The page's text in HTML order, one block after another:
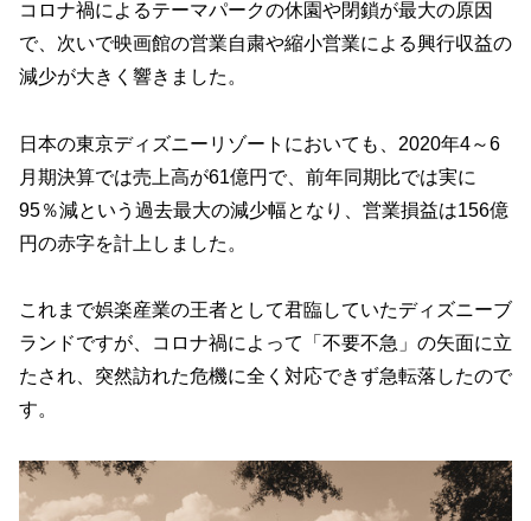
コロナ禍によるテーマパークの休園や閉鎖が最大の原因
で、次いで映画館の営業自粛や縮小営業による興行収益の
減少が大きく響きました。
日本の東京ディズニーリゾートにおいても、2020年4～6
月期決算では売上高が61億円で、前年同期比では実に
95％減という過去最大の減少幅となり、営業損益は156億
円の赤字を計上しました。
これまで娯楽産業の王者として君臨していたディズニーブ
ランドですが、コロナ禍によって「不要不急」の矢面に立
たされ、突然訪れた危機に全く対応できず急転落したので
す。